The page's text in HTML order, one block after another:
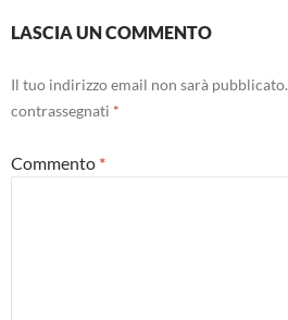
LASCIA UN COMMENTO
Il tuo indirizzo email non sarà pubblicato.
contrassegnati *
Commento *